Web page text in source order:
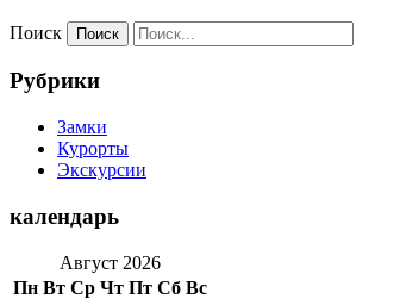
Поиск
Рубрики
Замки
Курорты
Экскурсии
календарь
Август 2026
Пн Вт Ср Чт Пт Сб Вс